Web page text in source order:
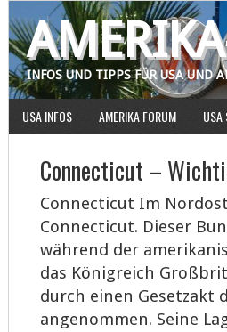
INFOS UND TIPPS FÜR USA UND
USA INFOS AMERIKA FORUM USA
Connecticut –
Connecticut Im
Connecticut. Dieser
während der
das Königreich
durch einen Gesetzakt
angenommen. Seine